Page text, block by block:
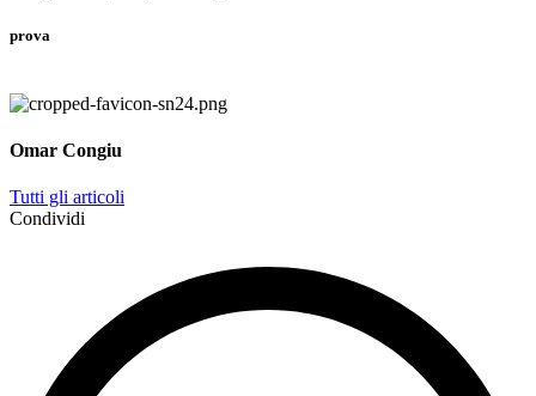
prova
Omar Congiu
Tutti gli articoli
Condividi